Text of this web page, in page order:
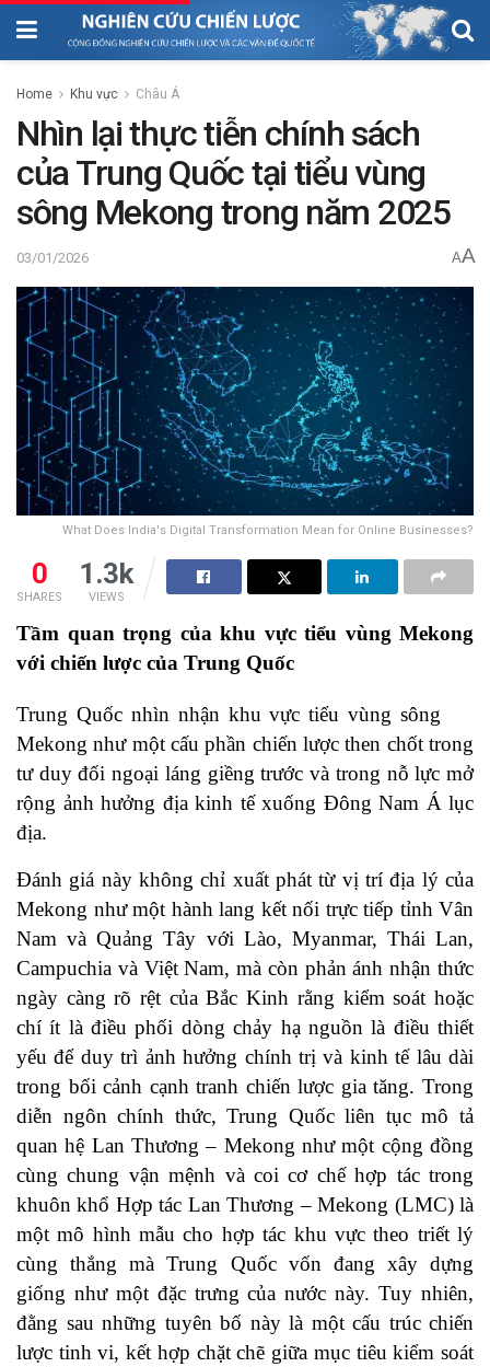
Home Khu vực Châu Á
Nhìn lại thực tiễn chính sách
của Trung Quốc tại tiểu vùng
sông Mekong trong năm 2025
03/01/2026 AA
What Does India's Digital Transformation Mean for Online Businesses?
0
SHARES
1.3k
VIEWS
Tầm quan trọng của khu vực tiểu vùng Mekong
với chiến lược của Trung Quốc
Trung Quốc nhìn nhận khu vực tiểu vùng sông
Mekong như một cấu phần chiến lược then chốt trong
tư duy đối ngoại láng giềng trước và trong nỗ lực mở
rộng ảnh hưởng địa kinh tế xuống Đông Nam Á lục
địa.
Đánh giá này không chỉ xuất phát từ vị trí địa lý của
Mekong như một hành lang kết nối trực tiếp tỉnh Vân
Nam và Quảng Tây với Lào, Myanmar, Thái Lan,
Campuchia và Việt Nam, mà còn phản ánh nhận thức
ngày càng rõ rệt của Bắc Kinh rằng kiểm soát hoặc
chí ít là điều phối dòng chảy hạ nguồn là điều thiết
yếu để duy trì ảnh hưởng chính trị và kinh tế lâu dài
trong bối cảnh cạnh tranh chiến lược gia tăng. Trong
diễn ngôn chính thức, Trung Quốc liên tục mô tả
quan hệ Lan Thương – Mekong như một cộng đồng
cùng chung vận mệnh và coi cơ chế hợp tác trong
khuôn khổ Hợp tác Lan Thương – Mekong (LMC) là
một mô hình mẫu cho hợp tác khu vực theo triết lý
cùng thắng mà Trung Quốc vốn đang xây dựng
giống như một đặc trưng của nước này. Tuy nhiên,
đằng sau những tuyên bố này là một cấu trúc chiến
lược tinh vi, kết hợp chặt chẽ giữa mục tiêu kiểm soát